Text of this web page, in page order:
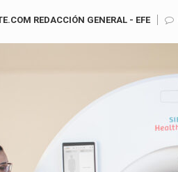
REDACCIÓN GENERAL - EFE